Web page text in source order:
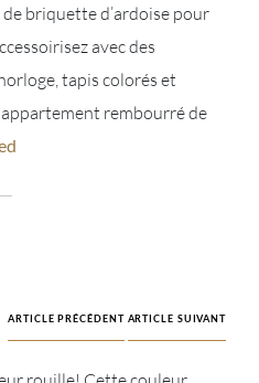
briquette d’ardoise pour
avec des
tapis colorés et
appartement rembourré de
ARTICLE PRÉCÉDENT ARTICLE SUIVANT